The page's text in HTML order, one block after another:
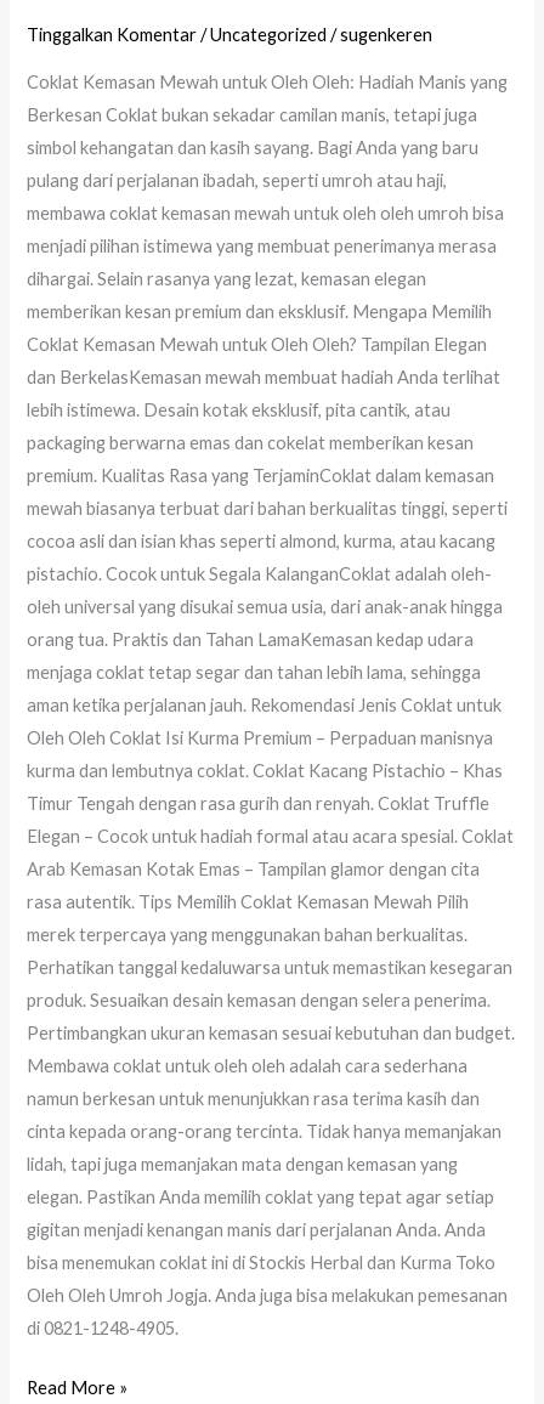
Tinggalkan Komentar /Uncategorized /sugenkeren
Coklat Kemasan Mewah untuk Oleh Oleh: Hadiah Manis yang
Berkesan Coklat bukan sekadar camilan manis, tetapi juga
simbol kehangatan dan kasih sayang. Bagi Anda yang baru
pulang dari perjalanan ibadah, seperti umroh atau haji,
membawa coklat kemasan mewah untuk oleh oleh umroh bisa
menjadi pilihan istimewa yang membuat penerimanya merasa
dihargai. Selain rasanya yang lezat, kemasan elegan
memberikan kesan premium dan eksklusif. Mengapa Memilih
Coklat Kemasan Mewah untuk Oleh Oleh? Tampilan Elegan
dan BerkelasKemasan mewah membuat hadiah Anda terlihat
lebih istimewa. Desain kotak eksklusif, pita cantik, atau
packaging berwarna emas dan cokelat memberikan kesan
premium. Kualitas Rasa yang TerjaminCoklat dalam kemasan
mewah biasanya terbuat dari bahan berkualitas tinggi, seperti
cocoa asli dan isian khas seperti almond, kurma, atau kacang
pistachio. Cocok untuk Segala KalanganCoklat adalah oleh-
oleh universal yang disukai semua usia, dari anak-anak hingga
orang tua. Praktis dan Tahan LamaKemasan kedap udara
menjaga coklat tetap segar dan tahan lebih lama, sehingga
aman ketika perjalanan jauh. Rekomendasi Jenis Coklat untuk
Oleh Oleh Coklat Isi Kurma Premium – Perpaduan manisnya
kurma dan lembutnya coklat. Coklat Kacang Pistachio – Khas
Timur Tengah dengan rasa gurih dan renyah. Coklat Truffle
Elegan – Cocok untuk hadiah formal atau acara spesial. Coklat
Arab Kemasan Kotak Emas – Tampilan glamor dengan cita
rasa autentik. Tips Memilih Coklat Kemasan Mewah Pilih
merek terpercaya yang menggunakan bahan berkualitas.
Perhatikan tanggal kedaluwarsa untuk memastikan kesegaran
produk. Sesuaikan desain kemasan dengan selera penerima.
Pertimbangkan ukuran kemasan sesuai kebutuhan dan budget.
Membawa coklat untuk oleh oleh adalah cara sederhana
namun berkesan untuk menunjukkan rasa terima kasih dan
cinta kepada orang-orang tercinta. Tidak hanya memanjakan
lidah, tapi juga memanjakan mata dengan kemasan yang
elegan. Pastikan Anda memilih coklat yang tepat agar setiap
gigitan menjadi kenangan manis dari perjalanan Anda. Anda
bisa menemukan coklat ini di Stockis Herbal dan Kurma Toko
Oleh Oleh Umroh Jogja. Anda juga bisa melakukan pemesanan
di 0821-1248-4905.
Read More »